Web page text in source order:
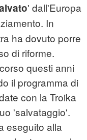
' dall'Europa
In
ha dovuto porre
di riforme.
questi anni
il programma di
con la Troika
'salvataggio'.
eseguito alla